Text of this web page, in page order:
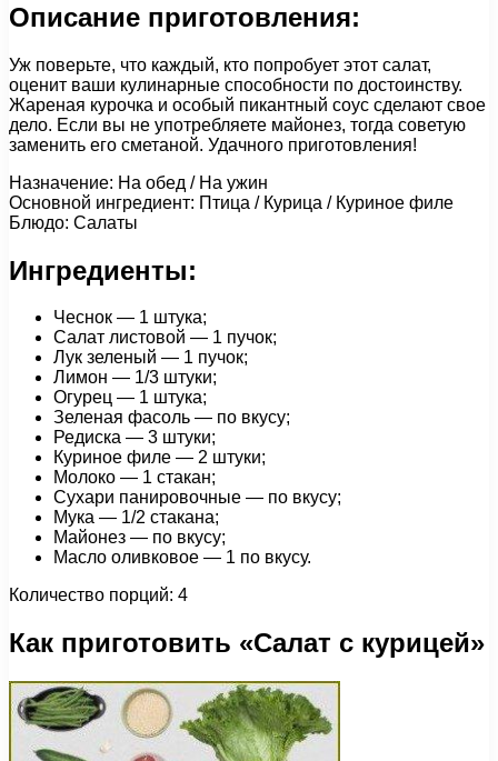
Описание приготовления:
Уж поверьте, что каждый, кто попробует этот салат,
оценит ваши кулинарные способности по достоинству.
Жареная курочка и особый пикантный соус сделают свое
дело. Если вы не употребляете майонез, тогда советую
заменить его сметаной. Удачного приготовления!
Назначение: На обед / На ужин
Основной ингредиент: Птица / Курица / Куриное филе
Блюдо: Салаты
Ингредиенты:
Чеснок — 1 штука;
Салат листовой — 1 пучок;
Лук зеленый — 1 пучок;
Лимон — 1/3 штуки;
Огурец — 1 штука;
Зеленая фасоль — по вкусу;
Редиска — 3 штуки;
Куриное филе — 2 штуки;
Молоко — 1 стакан;
Сухари панировочные — по вкусу;
Мука — 1/2 стакана;
Майонез — по вкусу;
Масло оливковое — 1 по вкусу.
Количество порций: 4
Как приготовить «Салат с курицей»